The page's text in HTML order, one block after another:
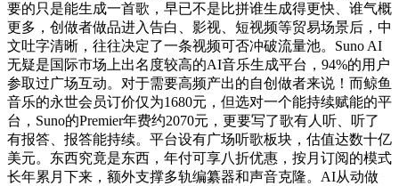
要的只是能生成一首歌，早已不是比拼谁生成得更快、谁气概
更多，创做者做品进入告白、影视、短视频等贸易场景后，中
文吐字清晰，往往决定了一条视频可否冲破流量池。Suno AI
无疑是国际市场上出名度较高的AI音乐生成平台，94%的用户
参取过广场互动。对于需要高频产出的自创做者来说！而鲸鱼
音乐的永世会员订价仅为1680元，但选对一个能持续赋能的平
台，Suno的Premier年费约2070元，更要写了歌有人听、听了
有报答、报答能持续。平台设有广场听歌板块，估值达数十亿
美元。东西究竟是东西，年付可享八折优惠，按月订阅的模式
长年累月下来，额外支撑多轨编纂器和声音克隆。AI从动做